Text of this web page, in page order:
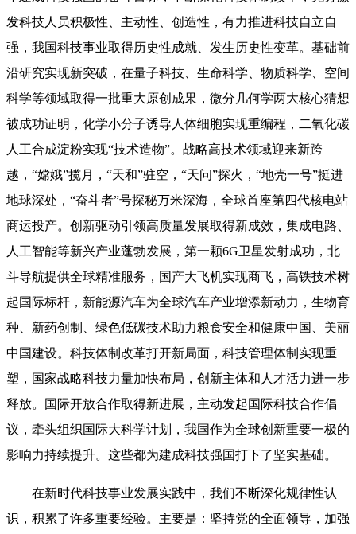
发科技人员积极性、主动性、创造性，有力推进科技自立自
强，我国科技事业取得历史性成就、发生历史性变革。基础前
沿研究实现新突破，在量子科技、生命科学、物质科学、空间
科学等领域取得一批重大原创成果，微分几何学两大核心猜想
被成功证明，化学小分子诱导人体细胞实现重编程，二氧化碳
人工合成淀粉实现“技术造物”。战略高技术领域迎来新跨
越，“嫦娥”揽月，“天和”驻空，“天问”探火，“地壳一号”挺进
地球深处，“奋斗者”号探秘万米深海，全球首座第四代核电站
商运投产。创新驱动引领高质量发展取得新成效，集成电路、
人工智能等新兴产业蓬勃发展，第一颗6G卫星发射成功，北
斗导航提供全球精准服务，国产大飞机实现商飞，高铁技术树
起国际标杆，新能源汽车为全球汽车产业增添新动力，生物育
种、新药创制、绿色低碳技术助力粮食安全和健康中国、美丽
中国建设。科技体制改革打开新局面，科技管理体制实现重
塑，国家战略科技力量加快布局，创新主体和人才活力进一步
释放。国际开放合作取得新进展，主动发起国际科技合作倡
议，牵头组织国际大科学计划，我国作为全球创新重要一极的
影响力持续提升。这些都为建成科技强国打下了坚实基础。
在新时代科技事业发展实践中，我们不断深化规律性认
识，积累了许多重要经验。主要是：坚持党的全面领导，加强